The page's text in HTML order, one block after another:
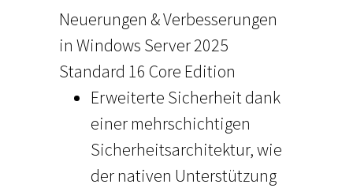
Neuerungen & Verbesserungen
in Windows Server 2025
Standard 16 Core Edition
Erweiterte Sicherheit dank
einer mehrschichtigen
Sicherheitsarchitektur, wie
der nativen Unterstützung